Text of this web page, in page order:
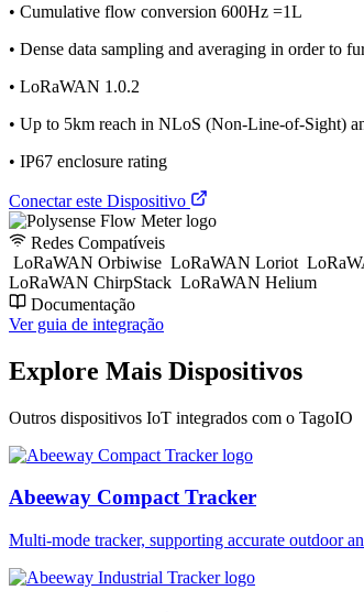
• Cumulative flow conversion 600Hz =1L
• Dense data sampling and averaging in order to
• LoRaWAN 1.0.2
• Up to 5km reach in NLoS (Non-Line-of-Sight)
• IP67 enclosure rating
Conectar este Dispositivo
Redes Compatíveis
LoRaWAN Orbiwise LoRaWAN Loriot
LoRaWAN ChirpStack LoRaWAN Helium
Documentação
Ver guia de integração
Explore Mais Dispositivos
Outros dispositivos IoT integrados com o TagoIO
Abeeway Compact Tracker
Multi-mode tracker, supporting accurate outdoor